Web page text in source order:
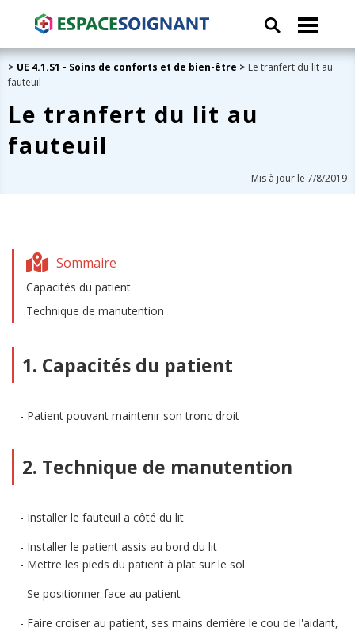
> UE 4.1.S1 - Soins de conforts et de bien-être > Le tranfert du lit au
fauteuil
Le tranfert du lit au
fauteuil
Mis à jour le 7/8/2019
Sommaire
Capacités du patient
Technique de manutention
1. Capacités du patient
Patient pouvant maintenir son tronc droit
2. Technique de manutention
Installer le fauteuil a côté du lit
Installer le patient assis au bord du lit
Mettre les pieds du patient à plat sur le sol
Se positionner face au patient
Faire croiser au patient, ses mains derrière le cou de l'aidant,